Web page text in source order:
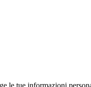
le tue informazioni